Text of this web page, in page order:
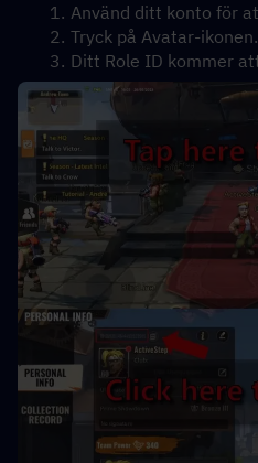
Använd ditt konto för
Tryck på Avatar-ikonen.
Ditt Role ID kommer